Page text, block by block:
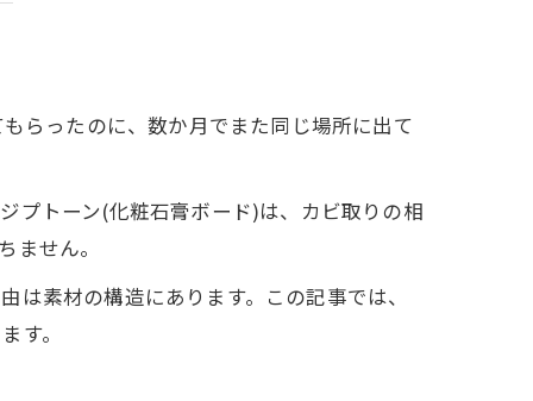
らったのに、数か月でまた同じ場所に出て
プトーン(化粧石膏ボード)は、カビ取りの相
ません。
素材の構造にあります。この記事では、
す。